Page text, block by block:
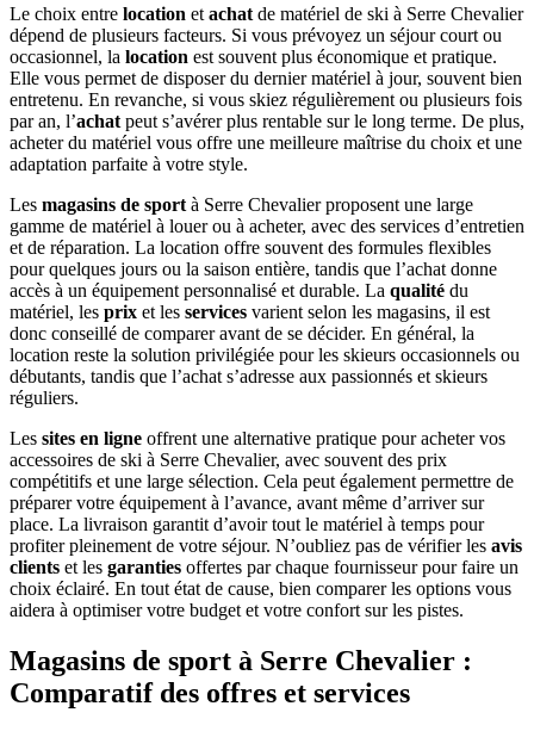
Le choix entre location et achat de matériel de ski à Serre Chevalier
dépend de plusieurs facteurs. Si vous prévoyez un séjour court ou
occasionnel, la location est souvent plus économique et pratique.
Elle vous permet de disposer du dernier matériel à jour, souvent bien
entretenu. En revanche, si vous skiez régulièrement ou plusieurs fois
par an, l’achat peut s’avérer plus rentable sur le long terme. De plus,
acheter du matériel vous offre une meilleure maîtrise du choix et une
adaptation parfaite à votre style.
Les magasins de sport à Serre Chevalier proposent une large
gamme de matériel à louer ou à acheter, avec des services d’entretien
et de réparation. La location offre souvent des formules flexibles
pour quelques jours ou la saison entière, tandis que l’achat donne
accès à un équipement personnalisé et durable. La qualité du
matériel, les prix et les services varient selon les magasins, il est
donc conseillé de comparer avant de se décider. En général, la
location reste la solution privilégiée pour les skieurs occasionnels ou
débutants, tandis que l’achat s’adresse aux passionnés et skieurs
réguliers.
Les sites en ligne offrent une alternative pratique pour acheter vos
accessoires de ski à Serre Chevalier, avec souvent des prix
compétitifs et une large sélection. Cela peut également permettre de
préparer votre équipement à l’avance, avant même d’arriver sur
place. La livraison garantit d’avoir tout le matériel à temps pour
profiter pleinement de votre séjour. N’oubliez pas de vérifier les avis
clients et les garanties offertes par chaque fournisseur pour faire un
choix éclairé. En tout état de cause, bien comparer les options vous
aidera à optimiser votre budget et votre confort sur les pistes.
Magasins de sport à Serre Chevalier :
Comparatif des offres et services